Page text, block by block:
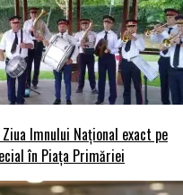
Imnului Național exact pe
în Piața Primăriei